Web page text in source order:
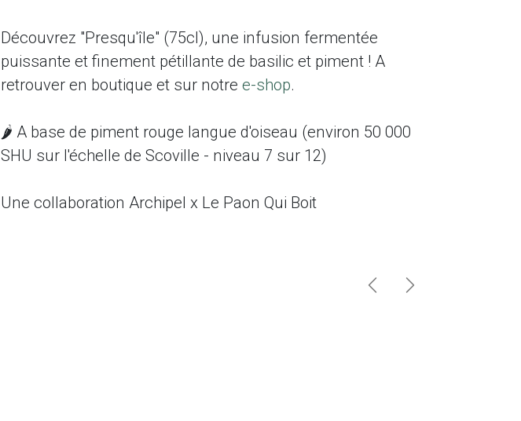
Découvrez "Presqu'île" (75cl), une infusion fermentée
puissante et finement pétillante de basilic et piment ! A
retrouver en boutique et sur notre e-shop.
🌶️ A base de piment rouge langue d'oiseau (environ 50 000
SHU sur l'échelle de Scoville - niveau 7 sur 12)
Une collaboration Archipel x Le Paon Qui Boit
PrécédentSuivant